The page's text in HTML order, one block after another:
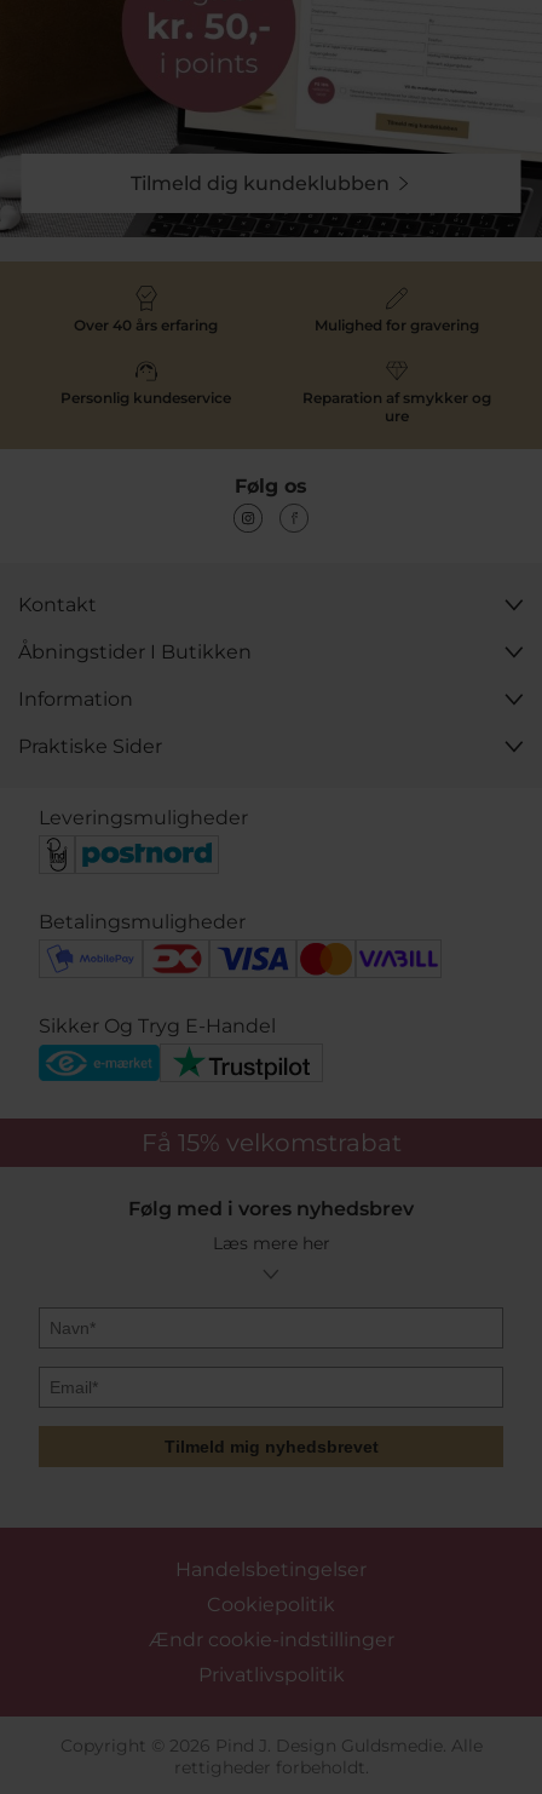
Tilmeld dig kundeklubben
Over 40 års erfaring Mulighed for gravering
Personlig kundeservice
Reparation af smykker og
ure
Følg os
Kontakt
Åbningstider I Butikken
Information
Praktiske Sider
Leveringsmuligheder
Betalingsmuligheder
Sikker Og Tryg E-Handel
Få 15% velkomstrabat
Følg med i vores nyhedsbrev
Læs mere her
Tilmeld mig nyhedsbrevet
Handelsbetingelser
Cookiepolitik
Ændr cookie-indstillinger
Privatlivspolitik
Copyright © 2026 Pind J. Design Guldsmedie. Alle
rettigheder forbeholdt.